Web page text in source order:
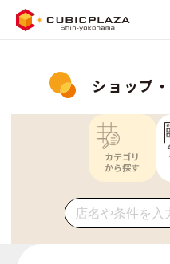
ショップ
カテゴリ
から探す